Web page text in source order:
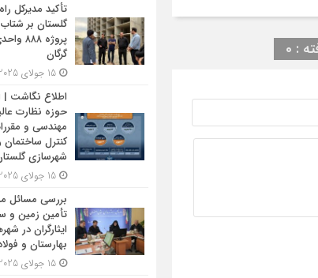
: 0
تأکید مدیرکل
گلستان بر
پروژه
گرگان
اطلاع نگاشت |
حوزه نظارت
مهندسی و
کنترل ساختمان
شهرسازی
بررسی مسائل
تأمین زمین
ایثارگران در
بهارستان و